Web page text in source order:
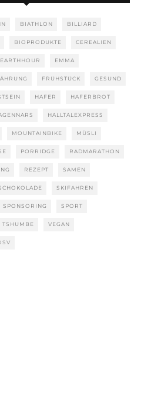
BIATHLON BILLIARD
BIOPRODUKTE CEREALIEN
EARTHHOUR EMMA
FRÜHSTÜCK GESUND
HAFER HAFERBROT
HALLTALEXPRESS
MOUNTAINBIKE MÜSLI
PORRIDGE RADMARATHON
REZEPT SAMEN
SKIFAHREN
SPONSORING SPORT
TSHUMBE VEGAN